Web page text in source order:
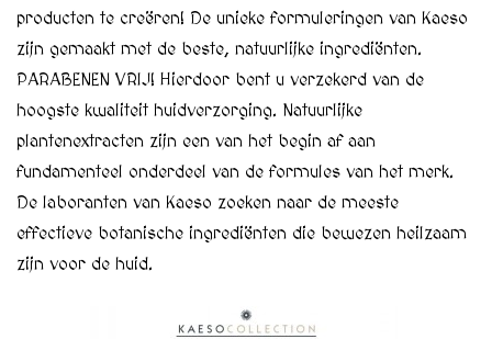
producten te creëren! De unieke formuleringen van Kaeso
zijn gemaakt met de beste, natuurlijke ingrediënten.
PARABENEN VRIJ! Hierdoor bent u verzekerd van de
hoogste kwaliteit huidverzorging. Natuurlijke
plantenextracten zijn een van het begin af aan
fundamenteel onderdeel van de formules van het merk.
De laboranten van Kaeso zoeken naar de meeste
effectieve botanische ingrediënten die bewezen heilzaam
zijn voor de huid.